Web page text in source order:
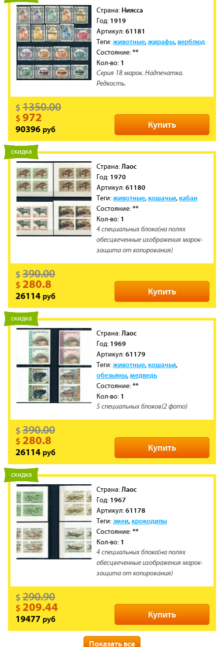
Cтрана: Ниясса
Год: 1919
Артикул:61181
Теги:животные,жирафы,верблюд
Состояние:**
Кол-во: 1
Серия 18 марок. Надпечатка.
Редкость.
Купить
$ 1350.00
$ 972
90396 руб
новинка
скидка
Cтрана:Лаос
Год: 1970
Артикул:61180
Теги:животные, кошачьи, кабан
Состояние:**
Кол-во: 1
4 специальных блока(на полях
обесцвеченные изображения марок-
защита от копирования)
Купить
$ 390.00
$ 280.8
26114 руб
новинка
скидка
Cтрана:Лаос
Год: 1969
Артикул:61179
Теги:животные, кошачьи,
обезьяны,медведь
Состояние:**
Кол-во: 1
5 специальных блоков(2 фото)
Купить
$ 390.00
$ 280.8
26114 руб
новинка
скидка
Cтрана:Лаос
Год: 1967
Артикул:61178
Теги:змеи, крокодилы
Состояние:**
Кол-во: 1
4 специальных блока(на полях
обесцвеченные изображения марок-
защита от копирования)
Купить
$ 290.90
$ 209.44
19477 руб
Показать все